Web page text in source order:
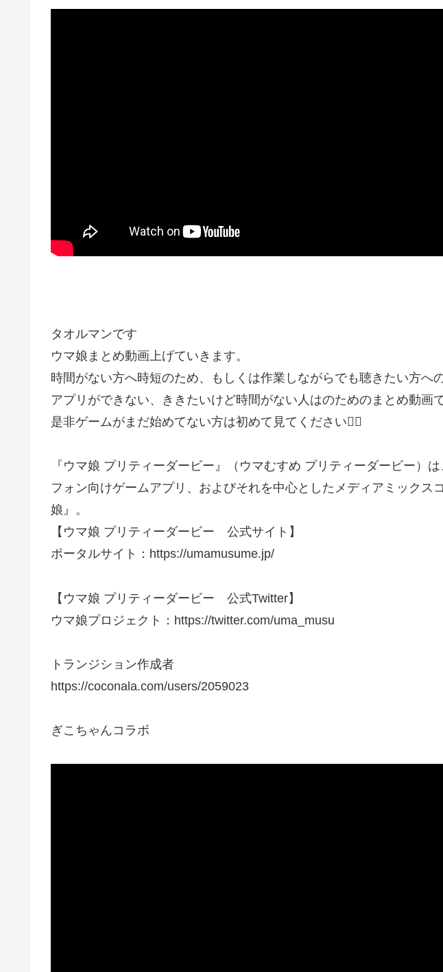
タオルマンです
ウマ娘まとめ動画上げていきます。
時間がない方へ時短のため、もしくは作業しながらでも聴きたい方へ
アプリができない、ききたいけど時間がない人はのためのまとめ動画
是非ゲームがまだ始めてない方は初めて見てください🙇‍♂️
『ウマ娘 プリティーダービー』（ウマむすめ プリティーダービー）
フォン向けゲームアプリ、およびそれを中心としたメディアミックス
娘』。
【ウマ娘 プリティーダービー 公式サイト】
ポータルサイト：https://umamusume.jp/​​​​​​​​​
【ウマ娘 プリティーダービー 公式Twitter】
ウマ娘プロジェクト：https://twitter.com/uma_musu​​​​​​​​​
トランジション作成者
https://coconala.com/users/2059023
ぎこちゃんコラボ